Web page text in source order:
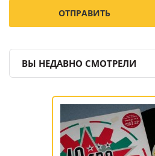
ВЫ НЕДАВНО СМОТРЕЛИ